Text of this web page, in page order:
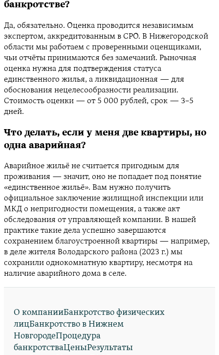
банкротстве?
Да, обязательно. Оценка проводится независимым
экспертом, аккредитованным в СРО. В Нижегородской
области мы работаем с проверенными оценщиками,
чьи отчёты принимаются без замечаний. Рыночная
оценка нужна для подтверждения статуса
единственного жилья, а ликвидационная — для
обоснования нецелесообразности реализации.
Стоимость оценки — от 5 000 рублей, срок — 3–5
дней.
Что делать, если у меня две квартиры, но
одна аварийная?
Аварийное жильё не считается пригодным для
проживания — значит, оно не попадает под понятие
«единственное жильё». Вам нужно получить
официальное заключение жилищной инспекции или
МКД о непригодности помещения, а также акт
обследования от управляющей компании. В нашей
практике такие дела успешно завершаются
сохранением благоустроенной квартиры — например,
в деле жителя Володарского района (2023 г.) мы
сохранили однокомнатную квартиру, несмотря на
наличие аварийного дома в селе.
О компанииБанкротство физических
лицБанкротство в Нижнем
НовгородеПроцедура
банкротстваЦеныРезультаты